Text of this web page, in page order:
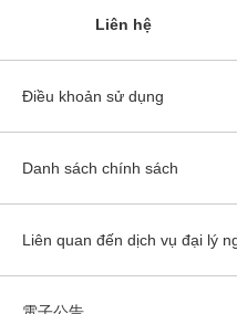
Liên hệ
Điều khoản sử dụng
Danh sách chính sách
Liên quan đến dịch vụ đại lý